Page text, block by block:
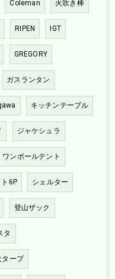
Coleman 火吹き棒
RIPEN IGT
GREGORY
ガスランタン
キッチンテーブル
ジャケシュラ
ワンポールテント
6P シェルター
登山ザック
タ
タープ